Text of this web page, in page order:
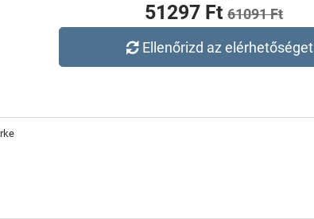
51297 Ft 61091 Ft
Ellenőrizd az elérhetőséget